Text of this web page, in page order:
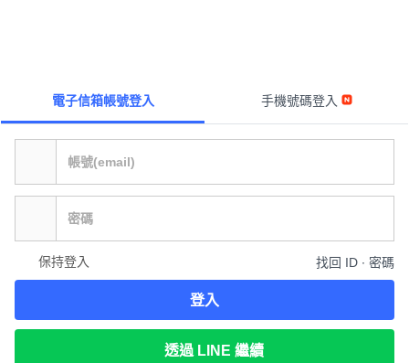
電子信箱帳號登入 手機號碼登入
保持登入 找回 ID ∙ 密碼
登入
透過 LINE 繼續